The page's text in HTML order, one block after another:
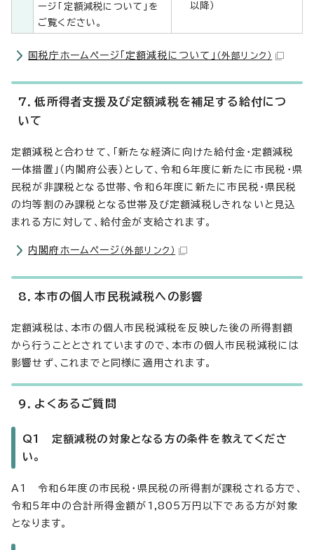
ージ「定額減税について」を
ご覧ください。
以降）
国税庁ホームページ「定額減税について」 （外部リンク）
7．低所得者支援及び定額減税を補足する給付につ
いて
定額減税と合わせて、「新たな経済に向けた給付金・定額減税
一体措置」（内閣府公表）として、令和6年度に新たに市民税・県
民税が非課税となる世帯、令和6年度に新たに市民税・県民税
の均等割のみ課税となる世帯及び定額減税しきれないと見込
まれる方に対して、給付金が支給されます。
内閣府ホームページ （外部リンク）
8．本市の個人市民税減税への影響
定額減税は、本市の個人市民税減税を反映した後の所得割額
から行うこととされていますので、本市の個人市民税減税には
影響せず、これまでと同様に適用されます。
9．よくあるご質問
Q1 定額減税の対象となる方の条件を教えてくださ
い。
A1 令和6年度の市民税・県民税の所得割が課税される方で、
令和5年中の合計所得金額が1,805万円以下である方が対象
となります。